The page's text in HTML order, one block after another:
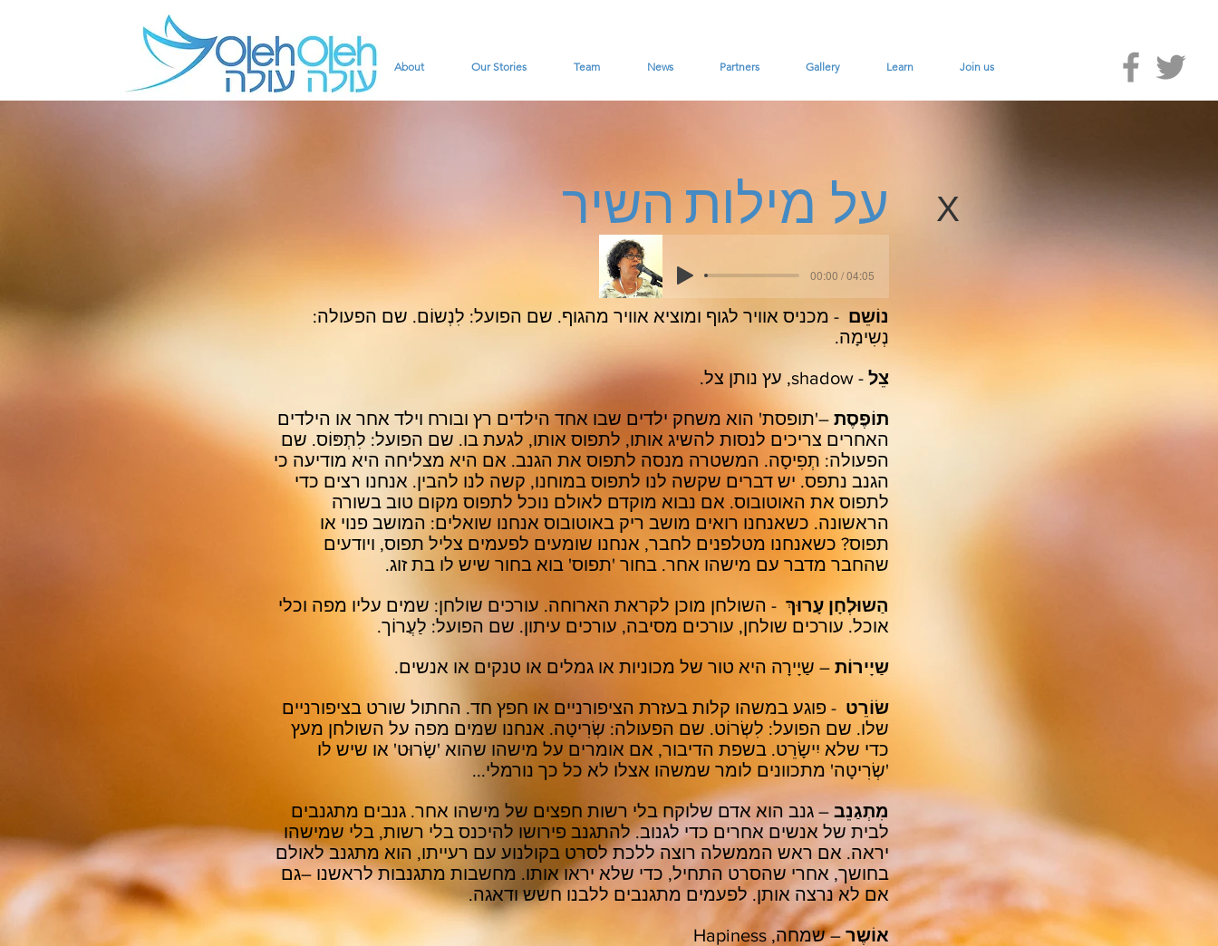
About Our Stories Team News Partners Gallery Learn Join us
על מילות השיר
נוֹשֵם - מכניס אוויר לגוף ומוציא אוויר מהגוף. שם הפועל: לִנְשוֹם. שם הפעולה:
נְשִימָה.
צֵל - shadow, עץ נותן צל.
תוֹפֶסֶת –'תופסת' הוא משחק ילדים שבו אחד הילדים רץ ובורח וילד אחר או הילדים
האחרים צריכים לנסות להשיג אותו, לתפוס אותו, לגעת בו. שם הפועל: לִתְפּוֹס. שם
הפעולה: תְפִיסָה. המשטרה מנסה לתפוס את הגנב. אם היא מצליחה היא מודיעה כי
הגנב נתפס. יש דברים שקשה לנו לתפוס במוחנו, קשה לנו להבין. אנחנו רצים כדי
לתפוס את האוטובוס. אם נבוא מוקדם לאולם נוכל לתפוס מקום טוב בשורה
הראשונה. כשאנחנו רואים מושב ריק באוטובוס אנחנו שואלים: המושב פנוי או
תפוס? כשאנחנו מטלפנים לחבר, אנחנו שומעים לפעמים צליל תפוס, ויודעים
שהחבר מדבר עם מישהו אחר. בחור 'תפוס' בוא בחור שיש לו בת זוג.
הַשוּלְחָן עָרוּךְ - השולחן מוכן לקראת הארוחה. עורכים שולחן: שמים עליו מפה וכלי
אוכל. עורכים שולחן, עורכים מסיבה, עורכים עיתון. שם הפועל: לַעֲרוֹך.
שַיָירוֹת – שַיָירָה היא טור של מכוניות או גמלים או טנקים או אנשים.
שׂוֹרֵט - פוגע במשהו קלות בעזרת הציפורניים או חפץ חד. החתול שורט בציפורניים
שלו. שם הפועל: לִשְׂרוֹט. שם הפעולה: שְׂרִיטָה. אנחנו שמים מפה על השולחן מעץ
כדי שלא יִישָׂרֵט. בשפת הדיבור, אם אומרים על מישהו שהוא 'שָׂרוּט' או שיש לו
'שְׂרִיטָה' מתכוונים לומר שמשהו אצלו לא כל כך נורמלי...
מִתְגַנֵב – גנב הוא אדם שלוקח בלי רשות חפצים של מישהו אחר. גנבים מתגנבים
לבית של אנשים אחרים כדי לגנוב. להתגנב פירושו להיכנס בלי רשות, בלי שמישהו
יראה. אם ראש הממשלה רוצה ללכת לסרט בקולנוע עם רעייתו, הוא מתגנב לאולם
בחושך, אחרי שהסרט התחיל, כדי שלא יראו אותו. מחשבות מתגנבות לראשנו –גם
אם לא נרצה אותן. לפעמים מתגנבים ללבנו חשש ודאגה.
אוֹשֶר– שמחה, Hapiness
X
00:00 / 04:05